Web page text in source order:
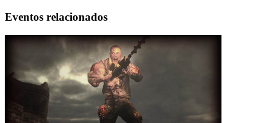
Eventos relacionados